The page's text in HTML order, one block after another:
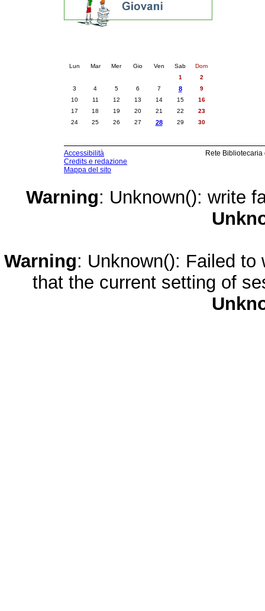
Lun Mar Mer Gio Ven Sab
Dom
1
2
3
4 5 6 7 8
9
10
11 12 13 14 15
16
17
18 19 20 21 22
23
24
25 26 27 28 29 30
Accessibilità
Credits e redazione
Mappa del sito
Rete
Warning: Unknown(): write
Warning: Unknown(): Failed
that the current setting of